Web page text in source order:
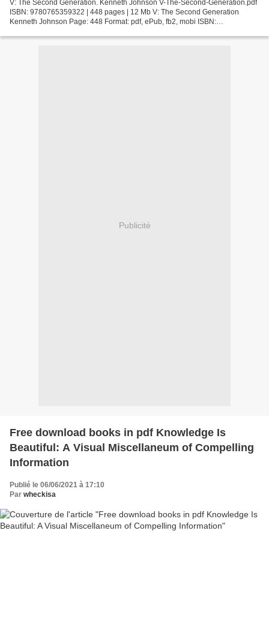
V: The Second Generation. Kenneth Johnson V-The-Second-Generation.pdf
ISBN: 9780765359322 | 448 pages | 12 Mb V: The Second Generation
Kenneth Johnson Page: 448 Format: pdf, ePub, fb2, mobi ISBN:
Publicité
Free download books in pdf Knowledge Is
Beautiful: A Visual Miscellaneum of Compelling
Information
Publié le 06/06/2021 à 17:10
Par wheckisa